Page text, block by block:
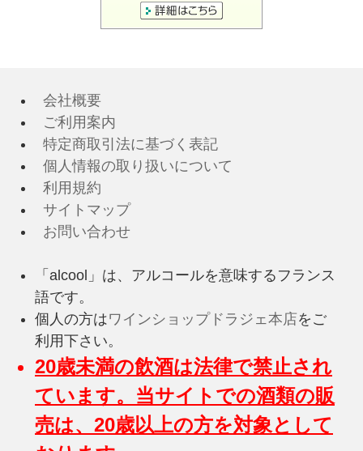
会社概要
ご利用案内
特定商取引法に基づく表記
個人情報の取り扱いについて
利用規約
サイトマップ
お問い合わせ
「alcool」は、アルコールを意味するフランス
語です。
個人の方はワインショップドラジェ本店をご
利用下さい。
20歳未満の飲酒は法律で禁止され
ています。当サイトでの酒類の販
売は、20歳以上の方を対象として